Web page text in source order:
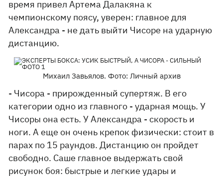
время привел Артема Далакяна к
чемпионскому поясу, уверен: главное для
Александра - не дать выйти Чисоре на ударную
дистанцию.
Михаил Завьялов. Фото: Личный архив
- Чисора - прирожденный супертяж. В его
категории одно из главного - ударная мощь. У
Чисоры она есть. У Александра - скорость и
ноги. А еще он очень крепок физически: стоит в
парах по 15 раундов. Дистанцию он пройдет
свободно. Саше главное выдержать свой
рисунок боя: быстрые и легкие удары и